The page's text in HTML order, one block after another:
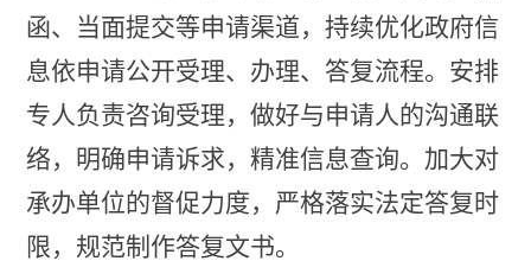
函、当面提交等申请渠道，持续优化政府信
息依申请公开受理、办理、答复流程。安排
专人负责咨询受理，做好与申请人的沟通联
络，明确申请诉求，精准信息查询。加大对
承办单位的督促力度， 严格落实法定答复时
限，规范制作答复文书。